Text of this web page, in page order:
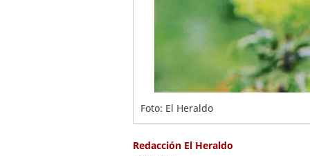
Foto: El Heraldo
Redacción El Heraldo